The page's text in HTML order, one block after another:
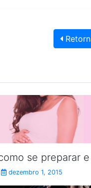
dezembro 1, 2015